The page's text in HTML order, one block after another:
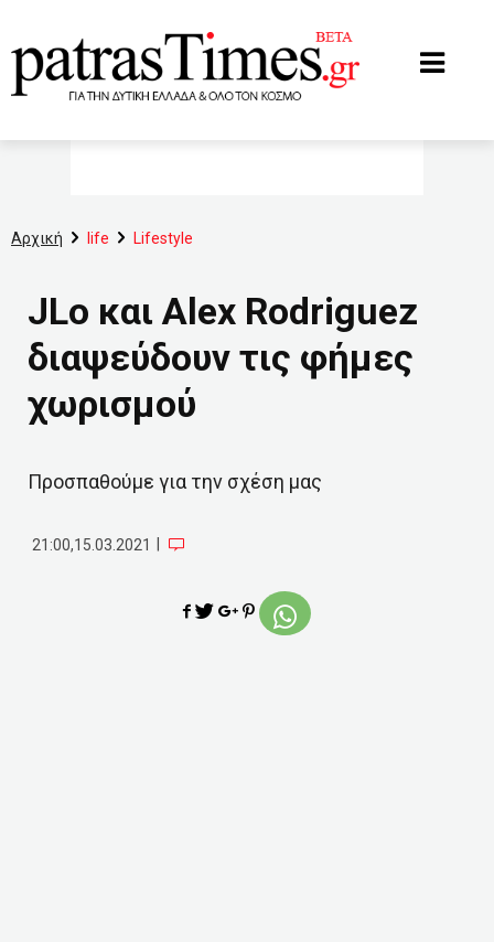
Αρχική life Lifestyle
JLo και Alex Rodriguez
διαψεύδουν τις φήμες
χωρισμού
Προσπαθούμε για την σχέση μας
21:00,15.03.2021